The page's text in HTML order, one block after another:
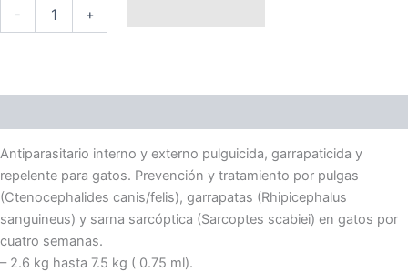
- +
Antiparasitario interno y externo pulguicida, garrapaticida y
repelente para gatos. Prevención y tratamiento por pulgas
(Ctenocephalides canis/felis), garrapatas (Rhipicephalus
sanguineus) y sarna sarcóptica (Sarcoptes scabiei) en gatos por
cuatro semanas.
– 2.6 kg hasta 7.5 kg ( 0.75 ml).